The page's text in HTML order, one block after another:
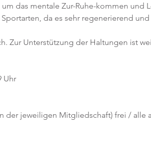
das mentale Zur-Ruhe-kommen und
da es sehr regenerierend
Zur Unterstützung der Haltungen ist
Uhr
der jeweiligen Mitgliedschaft) frei / alle